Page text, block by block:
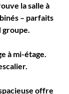
la salle à
– parfaits
groupe.
à mi-étage.
offre